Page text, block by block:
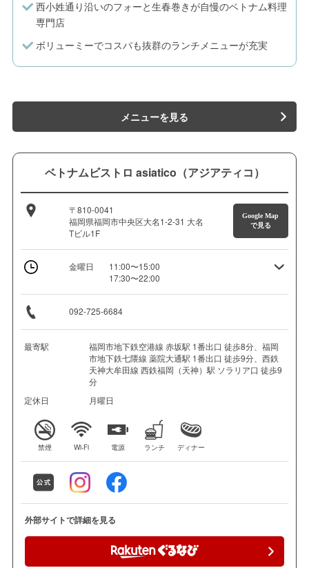
西小姓通り沿いのフォーと生春巻きが自慢のベトナム料理
専門店
ボリューミーでコスパも抜群のランチメニューが充実
メニューを見る
ベトナムビストロ asiatico（アジアティコ）
〒810-0041
福岡県福岡市中央区大名1-2-31 大名
Tビル1F
Google Map
で見る
金曜日
11:00〜15:00
17:30〜22:00
092-725-6684
最寄駅
福岡市地下鉄空港線 赤坂駅 1番出口 徒歩8分、福岡
市地下鉄七隈線 薬院大通駅 1番出口 徒歩9分、西鉄
天神大牟田線 西鉄福岡（天神）駅 ソラリア口 徒歩9
分
定休日
月曜日
禁煙 Wi-Fi 電源 ランチ ディナー
外部サイトで詳細を見る